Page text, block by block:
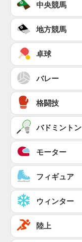
中央競馬
地方競馬
卓球
バレー
格闘技
バドミントン
モーター
フィギュア
ウィンター
陸上